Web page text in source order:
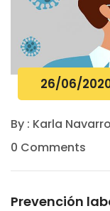
26/06/
By : Karla Navarro
0 Comments
Prevención